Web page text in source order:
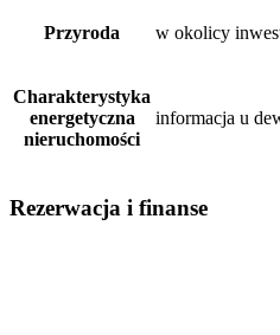
Przyroda w okolicy
Charakterystyka
energetyczna
nieruchomości
informacja u
Rezerwacja i finanse